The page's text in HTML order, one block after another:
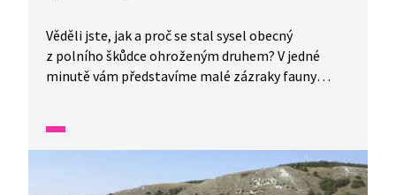
Věděli jste, jak a proč se stal sysel obecný
z polního škůdce ohroženým druhem? V jedné
minutě vám představíme malé zázraky fauny